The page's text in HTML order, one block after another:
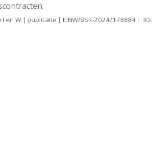
I en W | publicatie | IENW/BSK-2024/178884 |